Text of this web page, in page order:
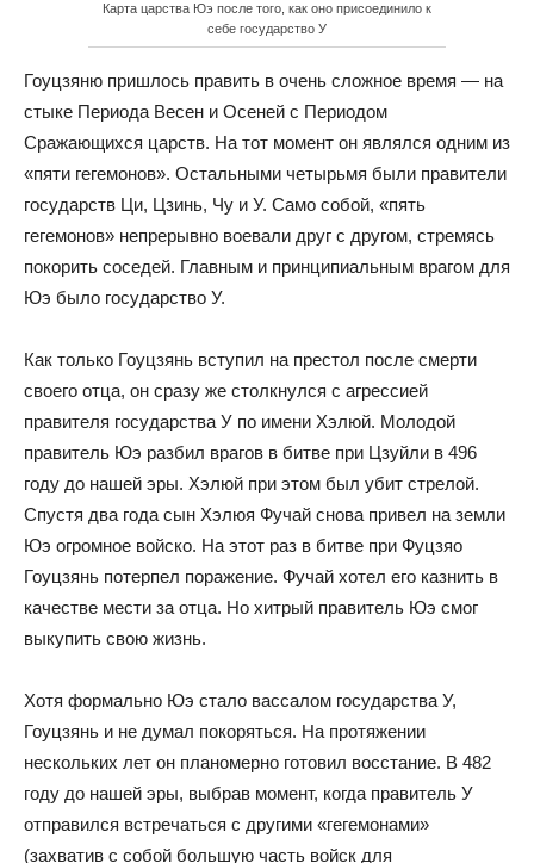
Карта царства Юэ после того, как оно присоединило к
себе государство У
Гоуцзяню пришлось править в очень сложное время — на
стыке Периода Весен и Осеней с Периодом
Сражающихся царств. На тот момент он являлся одним из
«пяти гегемонов». Остальными четырьмя были правители
государств Ци, Цзинь, Чу и У. Само собой, «пять
гегемонов» непрерывно воевали друг с другом, стремясь
покорить соседей. Главным и принципиальным врагом для
Юэ было государство У.
Как только Гоуцзянь вступил на престол после смерти
своего отца, он сразу же столкнулся с агрессией
правителя государства У по имени Хэлюй. Молодой
правитель Юэ разбил врагов в битве при Цзуйли в 496
году до нашей эры. Хэлюй при этом был убит стрелой.
Спустя два года сын Хэлюя Фучай снова привел на земли
Юэ огромное войско. На этот раз в битве при Фуцзяо
Гоуцзянь потерпел поражение. Фучай хотел его казнить в
качестве мести за отца. Но хитрый правитель Юэ смог
выкупить свою жизнь.
Хотя формально Юэ стало вассалом государства У,
Гоуцзянь и не думал покоряться. На протяжении
нескольких лет он планомерно готовил восстание. В 482
году до нашей эры, выбрав момент, когда правитель У
отправился встречаться с другими «гегемонами»
(захватив с собой большую часть войск для